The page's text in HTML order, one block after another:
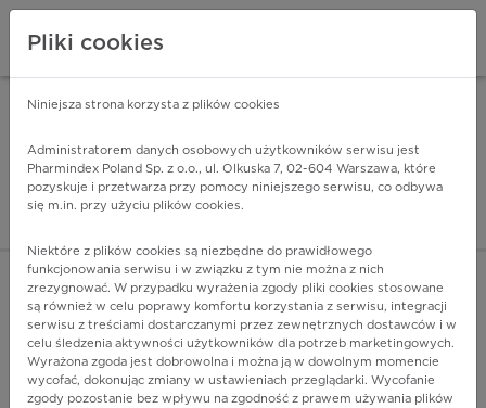
Pharmindex - lider
ZALOGUJ SIĘ
POKAŻ FILTRY
Pliki cookies
Niniejsza strona korzysta z plików cookies
Administratorem danych osobowych użytkowników serwisu jest
Pharmindex Poland Sp. z o.o., ul. Olkuska 7, 02-604 Warszawa, które
pozyskuje i przetwarza przy pomocy niniejszego serwisu, co odbywa
się m.in. przy użyciu plików cookies.
Niektóre z plików cookies są niezbędne do prawidłowego
funkcjonowania serwisu i w związku z tym nie można z nich
zrezygnować. W przypadku wyrażenia zgody pliki cookies stosowane
są również w celu poprawy komfortu korzystania z serwisu, integracji
serwisu z treściami dostarczanymi przez zewnętrznych dostawców i w
celu śledzenia aktywności użytkowników dla potrzeb marketingowych.
Wyrażona zgoda jest dobrowolna i można ją w dowolnym momencie
wycofać, dokonując zmiany w ustawieniach przeglądarki. Wycofanie
zgody pozostanie bez wpływu na zgodność z prawem używania plików
ZA DARMO - w Google Play INSTALUJ